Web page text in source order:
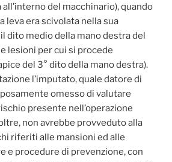
del macchinario), quando
leva era scivolata nella sua
dito medio della mano destra del
lesioni per cui si procede
del 3° dito della mano destra).
l’imputato, quale datore di
omesso di valutare
presente nell’operazione
non avrebbe provveduto alla
riferiti alle mansioni ed alle
e procedure di prevenzione, con